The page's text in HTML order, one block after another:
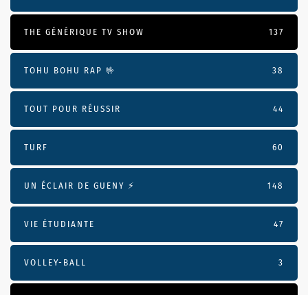
THE GÉNÉRIQUE TV SHOW 137
TOHU BOHU RAP 🤟 38
TOUT POUR RÉUSSIR 44
TURF 60
UN ÉCLAIR DE GUENY ⚡️ 148
VIE ÉTUDIANTE 47
VOLLEY-BALL 3